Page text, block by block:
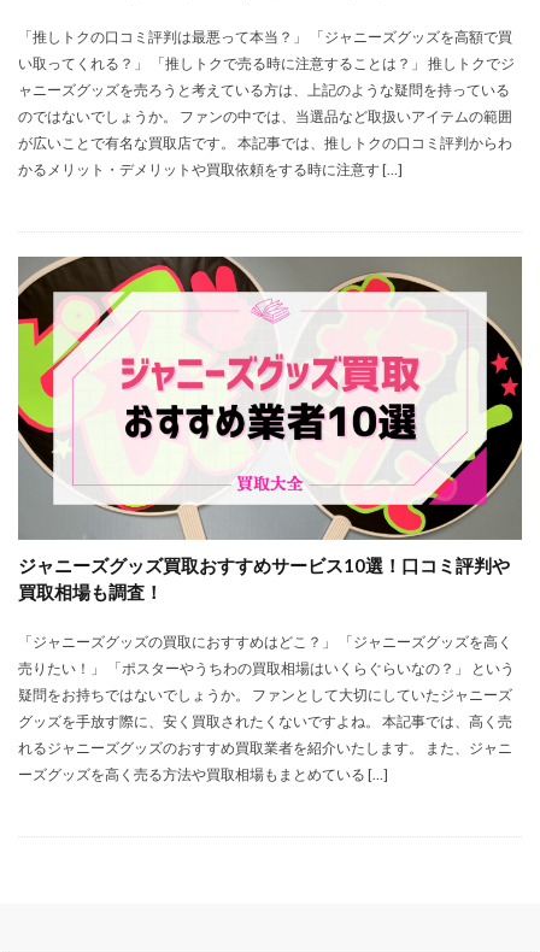
「推しトクの口コミ評判は最悪って本当？」 「ジャニーズグッズを高額で買
い取ってくれる？」 「推しトクで売る時に注意することは？」 推しトクでジ
ャニーズグッズを売ろうと考えている方は、上記のような疑問を持っている
のではないでしょうか。 ファンの中では、当選品など取扱いアイテムの範囲
が広いことで有名な買取店です。 本記事では、推しトクの口コミ評判からわ
かるメリット・デメリットや買取依頼をする時に注意す […]
ジャニーズグッズ買取おすすめサービス10選！口コミ評判や
買取相場も調査！
「ジャニーズグッズの買取におすすめはどこ？」 「ジャニーズグッズを高く
売りたい！」 「ポスターやうちわの買取相場はいくらぐらいなの？」 という
疑問をお持ちではないでしょうか。 ファンとして大切にしていたジャニーズ
グッズを手放す際に、安く買取されたくないですよね。 本記事では、高く売
れるジャニーズグッズのおすすめ買取業者を紹介いたします。 また、ジャニ
ーズグッズを高く売る方法や買取相場もまとめている […]